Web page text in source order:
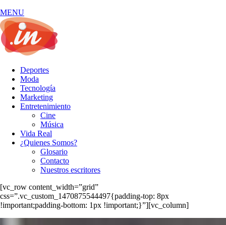
MENU
Deportes
Moda
Tecnología
Marketing
Entretenimiento
Cine
Música
Vida Real
¿Quienes Somos?
Glosario
Contacto
Nuestros escritores
[vc_row content_width=”grid”
css=”.vc_custom_1470875544497{padding-top: 8px
!important;padding-bottom: 1px !important;}”][vc_column]